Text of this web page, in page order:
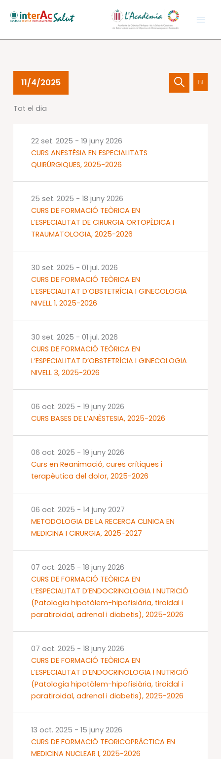
Esdeveniments
nov.
Navegació
visualCercade
Dia
11/4/2025
una
Tot el dia
CURS ANESTÈSIA EN ESPECIALITATS
QUIRÚRGIQUES, 2025-2026
22 set. 2025 - 19 juny 2026
CURS DE FORMACIÓ TEÒRICA EN
L’ESPECIALITAT DE CIRURGIA ORTOPÈDICA I
TRAUMATOLOGIA, 2025-2026
25 set. 2025 - 18 juny 2026
CURS DE FORMACIÓ TEÒRICA EN
L’ESPECIALITAT D’OBSTETRÍCIA I GINECOLOGIA
NIVELL 1, 2025-2026
30 set. 2025 - 01 jul. 2026
CURS DE FORMACIÓ TEÒRICA EN
L’ESPECIALITAT D’OBSTETRÍCIA I GINECOLOGIA
NIVELL 3, 2025-2026
30 set. 2025 - 01 jul. 2026
CURS BASES DE L’ANÈSTESIA, 2025-2026
06 oct. 2025 - 19 juny 2026
Curs en Reanimació, cures crítiques i
terapèutica del dolor, 2025-2026
06 oct. 2025 - 19 juny 2026
METODOLOGIA DE LA RECERCA CLINICA EN
MEDICINA I CIRURGIA, 2025-2027
06 oct. 2025 - 14 juny 2027
CURS DE FORMACIÓ TEÒRICA EN
L’ESPECIALITAT D’ENDOCRINOLOGIA I NUTRICIÓ
(Patologia hipotàlem-hipofisiària, tiroidal i
paratiroidal, adrenal i diabetis), 2025-2026
07 oct. 2025 - 18 juny 2026
CURS DE FORMACIÓ TEÒRICA EN
L’ESPECIALITAT D’ENDOCRINOLOGIA I NUTRICIÓ
(Patologia hipotàlem-hipofisiària, tiroidal i
paratiroidal, adrenal i diabetis), 2025-2026
07 oct. 2025 - 18 juny 2026
CURS DE FORMACIÓ TEORICOPRÀCTICA EN
MEDICINA NUCLEAR I, 2025-2026
13 oct. 2025 - 15 juny 2026